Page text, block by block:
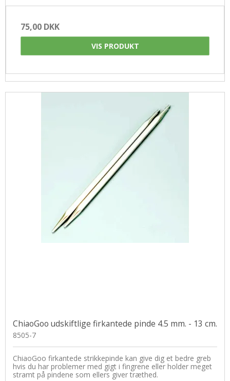
75,00 DKK
VIS PRODUKT
ChiaoGoo udskiftlige firkantede pinde 4.5 mm. - 13 cm.
8505-7
ChiaoGoo firkantede strikkepinde kan give dig et bedre greb
hvis du har problemer med gigt i fingrene eller holder meget
stramt på pindene som ellers giver træthed.